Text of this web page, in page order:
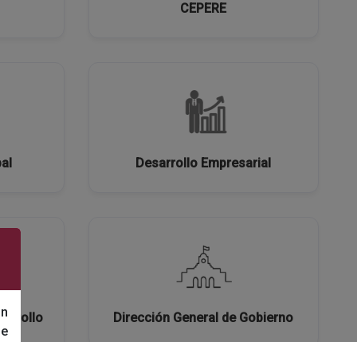
CEPERE
Desarrollo Empresarial
Dirección General de Gobierno